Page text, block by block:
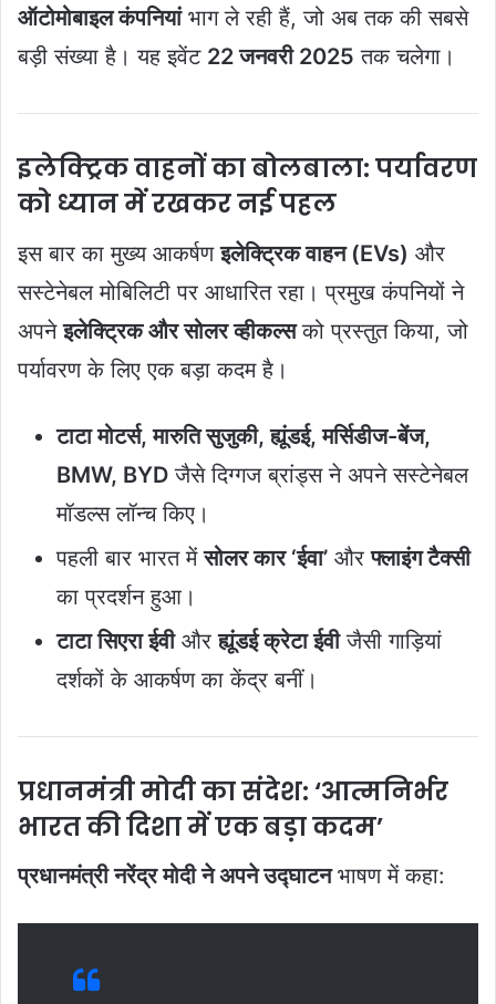
ऑटोमोबाइल कंपनियांभाग ले रही हैं, जो अब तक की सबसे
बड़ी संख्या है। यह इवेंट 22 जनवरी 2025 तक चलेगा।
इलेक्ट्रिक वाहनों का बोलबाला: पर्यावरण
को ध्यान में रखकर नई पहल
इस बार का मुख्य आकर्षणइलेक्ट्रिक वाहन (EVs) और
सस्टेनेबल मोबिलिटी पर आधारित रहा। प्रमुख कंपनियों ने
अपनेइलेक्ट्रिक और सोलर व्हीकल्सको प्रस्तुत किया, जो
पर्यावरण के लिए एक बड़ा कदम है।
टाटा मोटर्स, मारुति सुजुकी, ह्यूंडई, मर्सिडीज-बेंज,
BMW, BYD जैसे दिग्गज ब्रांड्स ने अपने सस्टेनेबल
मॉडल्स लॉन्च किए।
पहली बार भारत मेंसोलर कार ‘ईवा’ औरफ्लाइंग टैक्सी
का प्रदर्शन हुआ।
टाटा सिएरा ईवीऔरह्यूंडई क्रेटा ईवीजैसी गाड़ियां
दर्शकों के आकर्षण का केंद्र बनीं।
प्रधानमंत्री मोदी का संदेश: ‘आत्मनिर्भर
भारत की दिशा में एक बड़ा कदम’
प्रधानमंत्री नरेंद्र मोदी ने अपने उद्घाटनभाषण में कहा: